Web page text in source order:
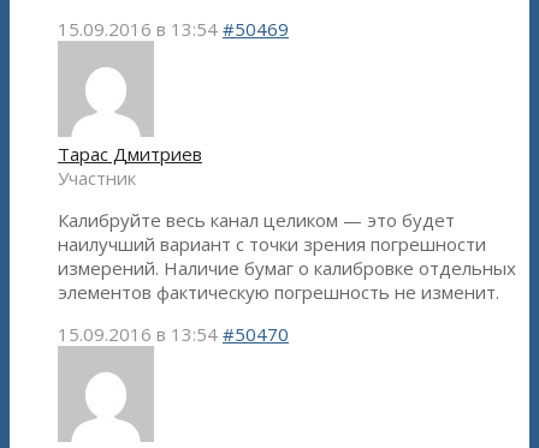
15.09.2016 в 13:54 #50469
Тарас Дмитриев
Участник
Калибруйте весь канал целиком — это будет
наилучший вариант с точки зрения погрешности
измерений. Наличие бумаг о калибровке отдельных
элементов фактическую погрешность не изменит.
15.09.2016 в 13:54 #50470